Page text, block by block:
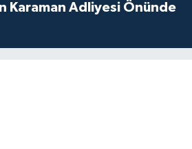
Karaman Adliyesi Önünde